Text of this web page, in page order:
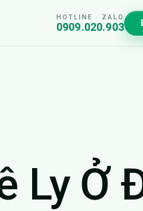
HOTLINE · ZALO
0909.020.903
Ly Ở